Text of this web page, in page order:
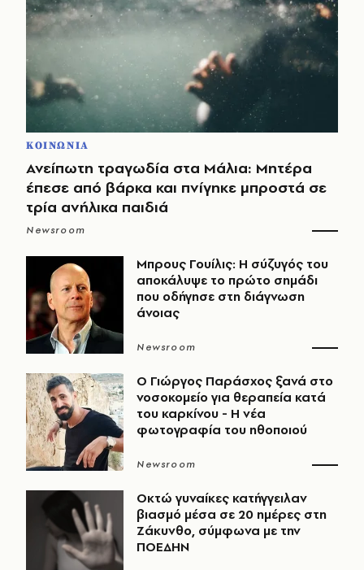
ΚΟΙΝΩΝΙΑ
Ανείπωτη τραγωδία στα Μάλια: Μητέρα
έπεσε από βάρκα και πνίγηκε μπροστά σε
τρία ανήλικα παιδιά
Newsroom
Μπρους Γουίλις: Η σύζυγός του
αποκάλυψε το πρώτο σημάδι
που οδήγησε στη διάγνωση
άνοιας
Newsroom
O Γιώργος Παράσχος ξανά στο
νοσοκομείο για θεραπεία κατά
του καρκίνου - Η νέα
φωτογραφία του ηθοποιού
Newsroom
Οκτώ γυναίκες κατήγγειλαν
βιασμό μέσα σε 20 ημέρες στη
Ζάκυνθο, σύμφωνα με την
ΠΟΕΔΗΝ